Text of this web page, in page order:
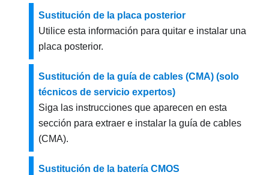
Sustitución de la placa posterior
Utilice esta información para quitar e instalar una
placa posterior.
Sustitución de la guía de cables (CMA) (solo
técnicos de servicio expertos)
Siga las instrucciones que aparecen en esta
sección para extraer e instalar la guía de cables
(CMA).
Sustitución de la batería CMOS